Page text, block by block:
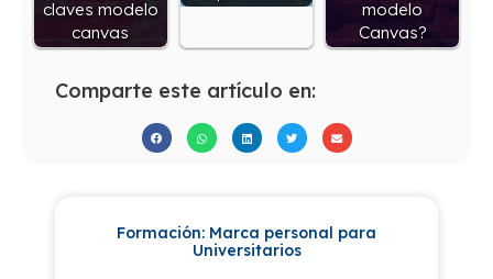
claves modelo
canvas
modelo
Canvas?
Comparte este artículo en:
Formación: Marca personal para
Universitarios